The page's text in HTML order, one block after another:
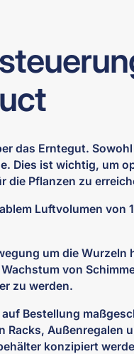
das Erntegut. Sowohl
Dies ist wichtig, um
die Pflanzen zu
Luftvolumen von
um die Wurzeln
von
zu werden.
Bestellung
Racks, Außenregalen
konzipiert